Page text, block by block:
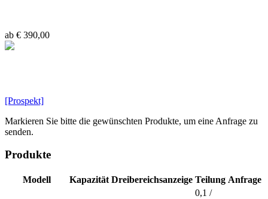
ab € 390,00
[Prospekt]
Markieren Sie bitte die gewünschten Produkte, um eine Anfrage zu
senden.
Produkte
Modell Kapazität Dreibereichsanzeige Teilung Anfrage
0,1 /